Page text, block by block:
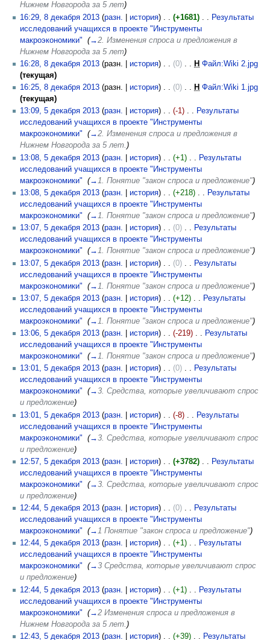
Нижнем Новгорода за 5 лет)
16:29, 8 декабря 2013 (разн. история) (+1681)
Результаты
исследований учащихся в проекте "Инструменты
макроэкономики"
(→2. Изменения спроса и предложения в
Нижнем Новгорода за 5 лет)
16:28, 8 декабря 2013 (разн. | история) (0) Н Файл:Wiki 2.jpg
(текущая)
16:25, 8 декабря 2013 (разн. | история) (0) Н Файл:Wiki 1.jpg
(текущая)
13:09, 5 декабря 2013 (разн. история) (-1)
Результаты
исследований учащихся в проекте "Инструменты
макроэкономики"
(→2. Изменения спроса и предложения в
Нижнем Новгорода за 5 лет. )
13:08, 5 декабря 2013 (разн. история) (+1)
Результаты
исследований учащихся в проекте "Инструменты
макроэкономики"
(→ 1. Понятие "закон спроса и предложение")
13:08, 5 декабря 2013 (разн. история) (+218)
Результаты
исследований учащихся в проекте "Инструменты
макроэкономики"
(→1. Понятие "закон спроса и предложение")
13:07, 5 декабря 2013 (разн. история) (0)
Результаты
исследований учащихся в проекте "Инструменты
макроэкономики"
(→1. Понятие "закон спроса и предложение")
13:07, 5 декабря 2013 (разн. история) (0)
Результаты
исследований учащихся в проекте "Инструменты
макроэкономики"
(→ 1. Понятие "закон спроса и предложение")
13:07, 5 декабря 2013 (разн. история) (+12)
Результаты
исследований учащихся в проекте "Инструменты
макроэкономики"
(→ 1. Понятие "закон спроса и предложение")
13:06, 5 декабря 2013 (разн. история) (-219)
Результаты
исследований учащихся в проекте "Инструменты
макроэкономики"
(→1. Понятие "закон спроса и предложение")
13:01, 5 декабря 2013 (разн. история) (0)
Результаты
исследований учащихся в проекте "Инструменты
макроэкономики"
(→3. Средства, которые увеличивают спрос
и предложение)
13:01, 5 декабря 2013 (разн. история) (-8)
Результаты
исследований учащихся в проекте "Инструменты
макроэкономики"
(→3. Средства, которые увеличивают спрос
и предложение)
12:57, 5 декабря 2013 (разн. история) (+3782)
Результаты
исследований учащихся в проекте "Инструменты
макроэкономики"
(→3. Средства, которые увеличивают спрос
и предложение)
12:44, 5 декабря 2013 (разн. история) (0)
Результаты
исследований учащихся в проекте "Инструменты
макроэкономики"
(→1 Понятие "закон спроса и предложение")
12:44, 5 декабря 2013 (разн. история) (+1)
Результаты
исследований учащихся в проекте "Инструменты
макроэкономики"
(→3 Средства, которые увеличивают спрос
и предложение)
12:44, 5 декабря 2013 (разн. история) (+1)
Результаты
исследований учащихся в проекте "Инструменты
макроэкономики"
(→2 Изменения спроса и предложения в
Нижнем Новгорода за 5 лет. )
12:43, 5 декабря 2013 (разн. история) (+39)
Результаты